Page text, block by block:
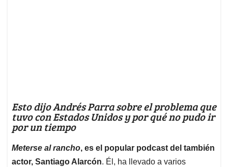
Esto dijo Andrés Parra sobre el problema que
tuvo con Estados Unidos y por qué no pudo ir
por un tiempo
Meterse al rancho, es el popular podcast del también
actor, Santiago Alarcón. Él, ha llevado a varios